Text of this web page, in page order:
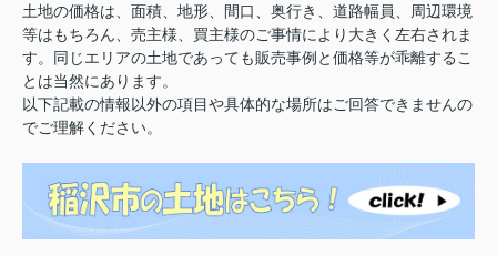
土地の価格は、面積、地形、間口、奥行き、道路幅員、周辺環境
等はもちろん、売主様、買主様のご事情により大きく左右されま
す。同じエリアの土地であっても販売事例と価格等が乖離するこ
とは当然にあります。
以下記載の情報以外の項目や具体的な場所はご回答できませんの
でご理解ください。